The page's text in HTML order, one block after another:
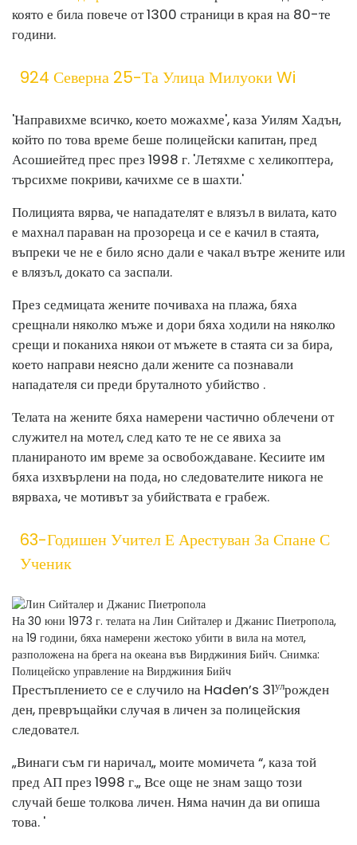
която е била повече от 1300 страници в края на 80-те
години.
924 Северна 25-Та Улица Милуоки Wi
'Направихме всичко, което можахме', каза Уилям Хадън,
който по това време беше полицейски капитан, пред
Асошиейтед прес през 1998 г. 'Летяхме с хеликоптера,
търсихме покриви, качихме се в шахти.'
Полицията вярва, че нападателят е влязъл в вилата, като
е махнал параван на прозореца и се е качил в стаята,
въпреки че не е било ясно дали е чакал вътре жените или
е влязъл, докато са заспали.
През седмицата жените почиваха на плажа, бяха
срещнали няколко мъже и дори бяха ходили на няколко
срещи и поканиха някои от мъжете в стаята си за бира,
което направи неясно дали жените са познавали
нападателя си преди бруталното убийство .
Телата на жените бяха намерени частично облечени от
служител на мотел, след като те не се явиха за
планираното им време за освобождаване. Кесиите им
бяха изхвърлени на пода, но следователите никога не
вярваха, че мотивът за убийствата е грабеж.
63-Годишен Учител Е Арестуван За Спане С
Ученик
На 30 юни 1973 г. телата на Лин Сийталер и Джанис Пиетропола,
на 19 години, бяха намерени жестоко убити в вила на мотел,
разположена на брега на океана във Вирджиния Бийч. Снимка:
Полицейско управление на Вирджиния Бийч
Престъплението се е случило на Haden’s 31улрожден
ден, превръщайки случая в личен за полицейския
следовател.
„Винаги съм ги наричал„ моите момичета “, каза той
пред АП през 1998 г.„ Все още не знам защо този
случай беше толкова личен. Няма начин да ви опиша
това. '